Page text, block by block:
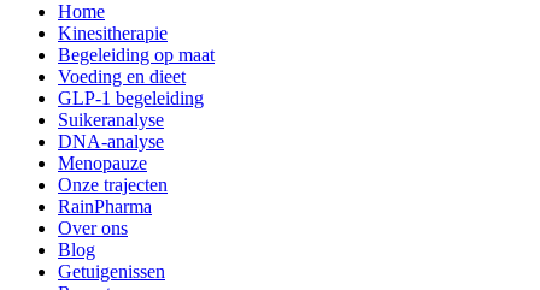
Home
Kinesitherapie
Begeleiding op maat
Voeding en dieet
GLP-1 begeleiding
Suikeranalyse
DNA-analyse
Menopauze
Onze trajecten
RainPharma
Over ons
Blog
Getuigenissen